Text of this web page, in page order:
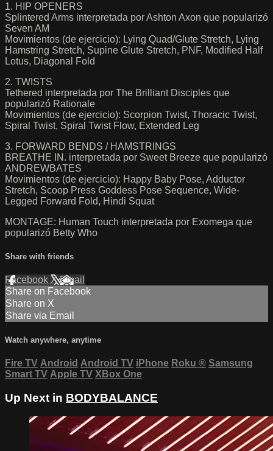
1. HIP OPENERS
Splintered Arms interpretada por Ashton Axon que popularizó
Seven AM
Movimientos (de ejercicio): Lying Quad/Glute Stretch, Lying
Hamstring Stretch, Supine Glute Stretch, PNF, Modified Half
Lotus, Diagonal Fold
2. TWISTS
Tethered interpretada por The Brilliant Disciples que
popularizó Rationale
Movimientos (de ejercicio): Scorpion Twist, Thoracic Twist,
Spiral Twist, Spiral Twist Flow, Extended Leg
3. FORWARD BENDS / HAMSTRINGS
BREATHE IN. interpretada por Sweet Breeze que popularizó
ANDREWBATES
Movimientos (de ejercicio): Happy Baby Pose, Adductor
Stretch, Scoop Press Goddess Pose Sequence, Wide-
Legged Forward Fold, Hindi Squat
MONTAGE: Human Touch interpretada por Exomega que
popularizó Betty Who
Share with friends
Facebook XEmail
Share on Facebook
Share on X
Share via Email
Watch anywhere, anytime
Fire TV Android Android TV iPhone Roku ® Samsung
Smart TV Apple TV XBox One
Up Next in BODYBALANCE